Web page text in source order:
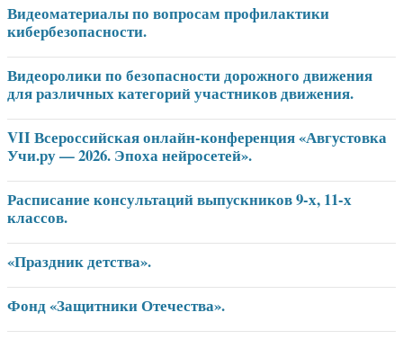
Видеоматериалы по вопросам профилактики
кибербезопасности.
Видеоролики по безопасности дорожного движения
для различных категорий участников движения.
VII Всероссийская онлайн-конференция «Августовка
Учи.ру — 2026. Эпоха нейросетей».
Расписание консультаций выпускников 9-х, 11-х
классов.
«Праздник детства».
Фонд «Защитники Отечества».